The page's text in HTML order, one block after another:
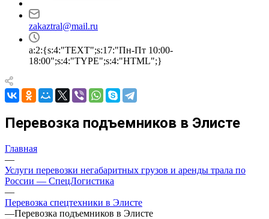
zakaztral@mail.ru
a:2:{s:4:"TEXT";s:17:"Пн-Пт 10:00-
18:00";s:4:"TYPE";s:4:"HTML";}
Перевозка подъемников в Элисте
Главная
—
Услуги перевозки негабаритных грузов и аренды трала по
России — СпецЛогистика
—
Перевозка спецтехники в Элисте
—Перевозка подъемников в Элисте